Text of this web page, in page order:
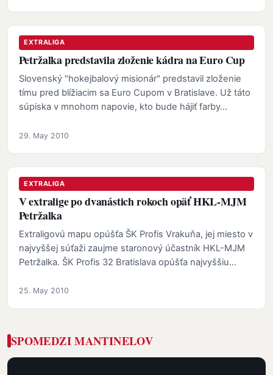
EXTRALIGA
Petržalka predstavila zloženie kádra na Euro Cup
Slovenský "hokejbalový misionár" predstavil zloženie
tímu pred blížiacim sa Euro Cupom v Bratislave. Už táto
súpiska v mnohom napovie, kto bude hájiť farby…
29. May 2010
EXTRALIGA
V extralige po dvanástich rokoch opäť HKL-MJM
Petržalka
Extraligovú mapu opúšťa ŠK Profis Vrakuňa, jej miesto v
najvyššej súťaži zaujme staronový účastník HKL-MJM
Petržalka. ŠK Profis 32 Bratislava opúšťa najvyššiu…
25. May 2010
SPOMEDZI MANTINELOV